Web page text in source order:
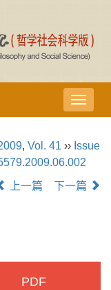
导
航
换
, Vol. 41 ›› Issue
上一篇 下一篇
PDF